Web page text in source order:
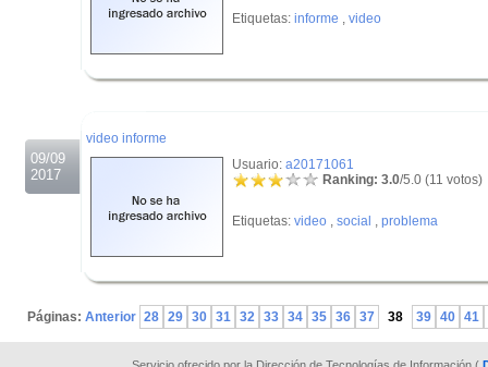
Etiquetas: informe , video
09/09
2017
video informe
Usuario: a20171061
Ranking: 3.0/5.0 (11 votos)
Etiquetas: video , social , problema
Páginas: Anterior 28 29 30 31 32 33 34 35 36 37 38 39 40 41